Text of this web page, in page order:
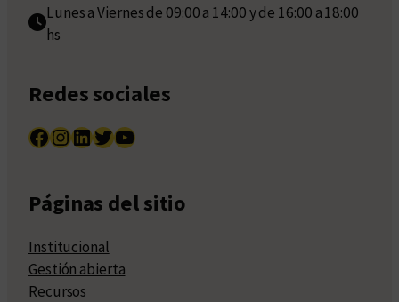
Lunes a Viernes de 09:00 a 14:00 y de 16:00 a 18:00
hs
Redes sociales
Facebook InstagramLinkedIn Twitter YouTube
Páginas del sitio
Institucional
Gestión abierta
Recursos